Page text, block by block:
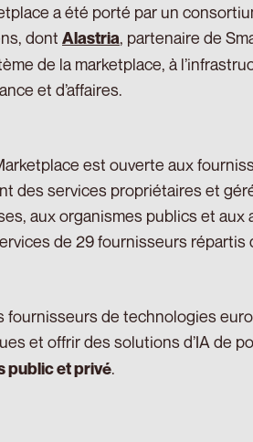
a été porté par un
dont Alastria, partenaire de
de la marketplace, à
et d’affaires.
est ouverte aux
des services propriétaires et
aux organismes publics et
de 29 fournisseurs répartis
fournisseurs de technologies
et offrir des solutions d’IA de
public et privé.